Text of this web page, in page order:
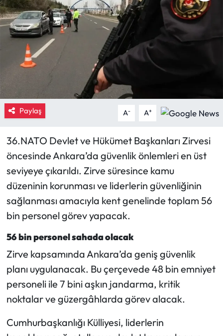
Paylaş A- A+
36.NATO Devlet ve Hükümet Başkanları Zirvesi
öncesinde Ankara’da güvenlik önlemleri en üst
seviyeye çıkarıldı. Zirve süresince kamu
düzeninin korunması ve liderlerin güvenliğinin
sağlanması amacıyla kent genelinde toplam 56
bin personel görev yapacak.
56 bin personel sahada olacak
Zirve kapsamında Ankara’da geniş güvenlik
planı uygulanacak. Bu çerçevede 48 bin emniyet
personeli ile 7 bini aşkın jandarma, kritik
noktalar ve güzergâhlarda görev alacak.
Cumhurbaşkanlığı Külliyesi, liderlerin
Ekonomi
Güncel
İskilip Haberleri
Kargı Haberleri
Kimdir?
Kültür Sanat
Laçin Haberleri
Magazin
Mecitözü Haberleri
Oğuzlar Haberleri
Ortaköy Haberleri
Osmancık Haberleri
Otomotiv